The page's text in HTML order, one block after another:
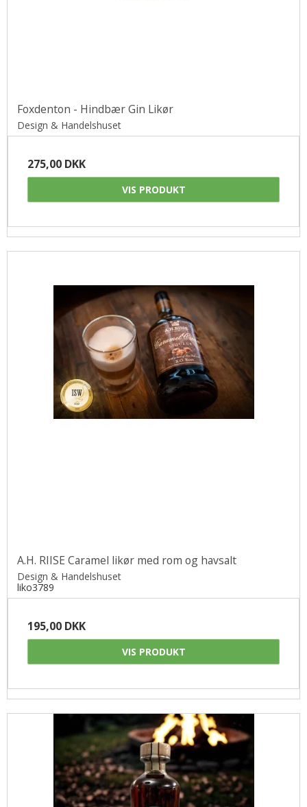
Foxdenton - Hindbær Gin Likør
Design & Handelshuset
275,00 DKK
VIS PRODUKT
A.H. RIISE Caramel likør med rom og havsalt
Design & Handelshuset
liko3789
195,00 DKK
VIS PRODUKT